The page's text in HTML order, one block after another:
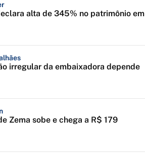
alta de 345% no patrimônio em
irregular da embaixadora depende
Zema sobe e chega a R$ 179